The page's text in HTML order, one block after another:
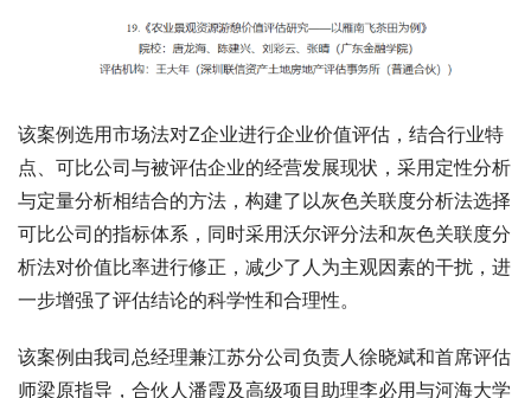
该案例选用市场法对Z企业进行企业价值评估，结合行业特
点、可比公司与被评估企业的经营发展现状，采用定性分析
与定量分析相结合的方法，构建了以灰色关联度分析法选择
可比公司的指标体系，同时采用沃尔评分法和灰色关联度分
析法对价值比率进行修正，减少了人为主观因素的干扰，进
一步增强了评估结论的科学性和合理性。
该案例由我司总经理兼江苏分公司负责人徐晓斌和首席评估
师梁原指导，合伙人潘霞及高级项目助理李必用与河海大学